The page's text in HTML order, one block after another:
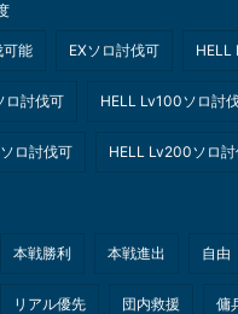
可能 EXソロ討伐可 HELL
ロ討伐可 HELL Lv100ソロ討
ロ討伐可 HELL Lv200ソロ
本戦勝利 本戦進出 自由
リアル優先 団内救援 傭